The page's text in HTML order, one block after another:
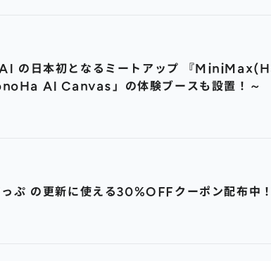
AI の日本初となるミートアップ 『
AI Canvas」の体験ブースも設置！～
の更新に使える30%OFFクーポン配布中！